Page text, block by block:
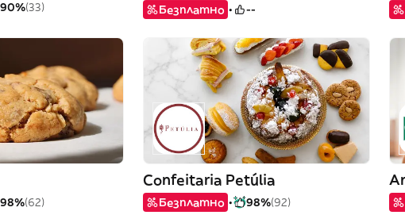
90%(33) Безплатно --
98%(62)
Confeitaria Petúlia
Безплатно 98%(92)